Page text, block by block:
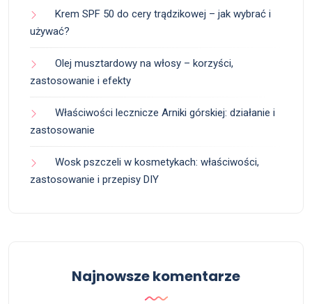
Krem SPF 50 do cery trądzikowej – jak wybrać i
używać?
Olej musztardowy na włosy – korzyści,
zastosowanie i efekty
Właściwości lecznicze Arniki górskiej: działanie i
zastosowanie
Wosk pszczeli w kosmetykach: właściwości,
zastosowanie i przepisy DIY
Najnowsze komentarze